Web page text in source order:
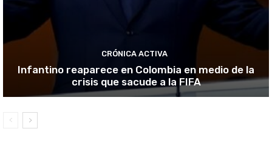
CRÓNICA ACTIVA
Infantino reaparece en Colombia en medio de la
crisis que sacude a la FIFA